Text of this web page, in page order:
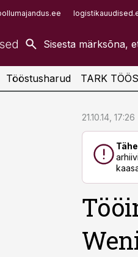
imelineajalugu.ee
Tööstusharud TARK
21.10.14, 17:26